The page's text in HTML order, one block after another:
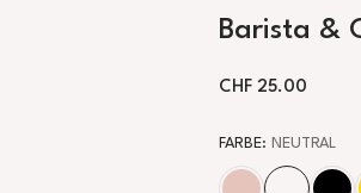
Barista &
NORMALER PREIS
CHF 25.00
FARBE: NEUTRAL